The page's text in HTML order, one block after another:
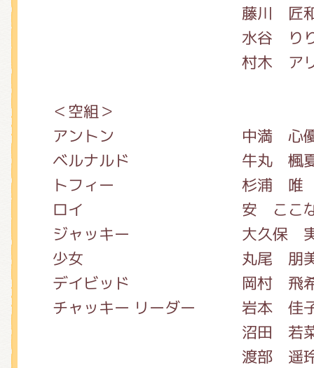
藤川 匠
水谷 り
村木 アリ
＜空組＞
アントン 中満 心
ベルナルド 牛丸 楓
トフィー 杉浦 唯
ロイ 安 ここ
ジャッキー 大久保 実
少女 丸尾 朋
デイビッド 岡村 飛
チャッキー リーダー 岩本 佳
沼田 若
渡部 遥